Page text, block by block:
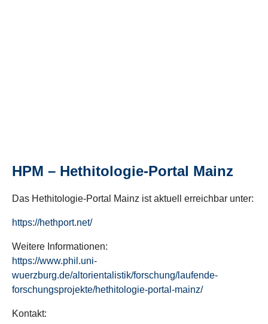
HPM – Hethitologie-Portal Mainz
Das Hethitologie-Portal Mainz ist aktuell erreichbar unter:
https://hethport.net/
Weitere Informationen:
https://www.phil.uni-
wuerzburg.de/altorientalistik/forschung/laufende-
forschungsprojekte/hethitologie-portal-mainz/
Kontakt: